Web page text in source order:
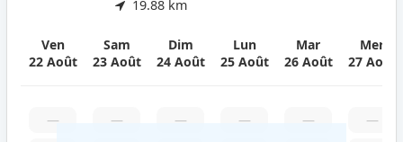
19.88 km
Ven
22 Août
Sam
23 Août
Dim
24 Août
Lun
25 Août
Mar
26 Août
Mer
27 Août
—
—
—
—
—
—